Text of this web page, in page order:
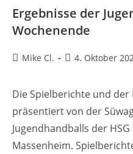
Ergebnisse der
Wochenende
Mike Cl. 4. Oktober
Die Spielberichte und
präsentiert von der
Jugendhandballs der
Massenheim.